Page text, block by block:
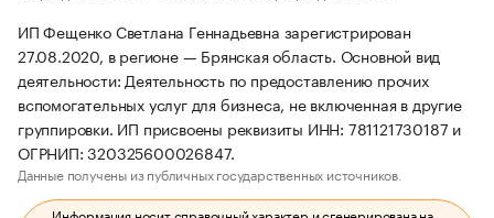
ИП Фещенко Светлана Геннадьевна зарегистрирован
27.08.2020, в регионе — Брянская область. Основной вид
деятельности: Деятельность по предоставлению прочих
вспомогательных услуг для бизнеса, не включенная в другие
группировки. ИП присвоены реквизиты ИНН: 781121730187 и
ОГРНИП: 320325600026847.
Данные получены из публичных государственных источников.